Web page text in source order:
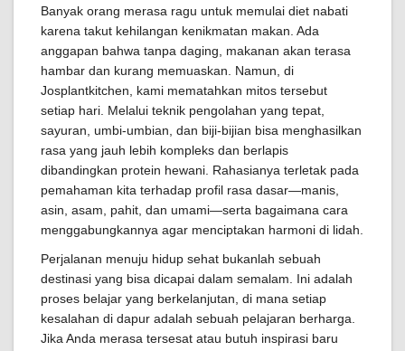
Banyak orang merasa ragu untuk memulai diet nabati
karena takut kehilangan kenikmatan makan. Ada
anggapan bahwa tanpa daging, makanan akan terasa
hambar dan kurang memuaskan. Namun, di
Josplantkitchen, kami mematahkan mitos tersebut
setiap hari. Melalui teknik pengolahan yang tepat,
sayuran, umbi-umbian, dan biji-bijian bisa menghasilkan
rasa yang jauh lebih kompleks dan berlapis
dibandingkan protein hewani. Rahasianya terletak pada
pemahaman kita terhadap profil rasa dasar—manis,
asin, asam, pahit, dan umami—serta bagaimana cara
menggabungkannya agar menciptakan harmoni di lidah.
Perjalanan menuju hidup sehat bukanlah sebuah
destinasi yang bisa dicapai dalam semalam. Ini adalah
proses belajar yang berkelanjutan, di mana setiap
kesalahan di dapur adalah sebuah pelajaran berharga.
Jika Anda merasa tersesat atau butuh inspirasi baru